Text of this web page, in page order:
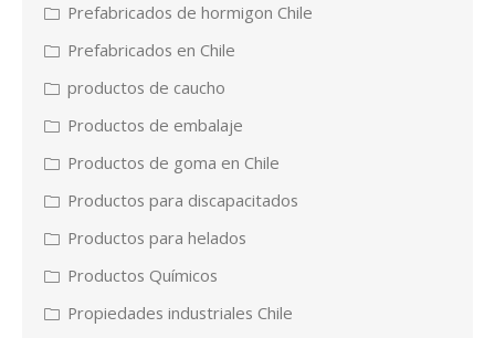
Prefabricados de hormigon Chile
Prefabricados en Chile
productos de caucho
Productos de embalaje
Productos de goma en Chile
Productos para discapacitados
Productos para helados
Productos Químicos
Propiedades industriales Chile